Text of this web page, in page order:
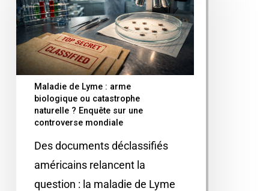
Maladie de Lyme : arme
biologique ou catastrophe
naturelle ? Enquête sur une
controverse mondiale
Des documents déclassifiés
américains relancent la
question : la maladie de Lyme